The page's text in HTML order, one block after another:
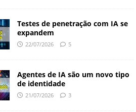
Testes de penetração com IA se
expandem
22/07/2026 5
Agentes de IA são um novo tipo
de identidade
21/07/2026 3